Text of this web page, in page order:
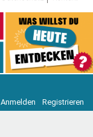
Anmelden Registrieren